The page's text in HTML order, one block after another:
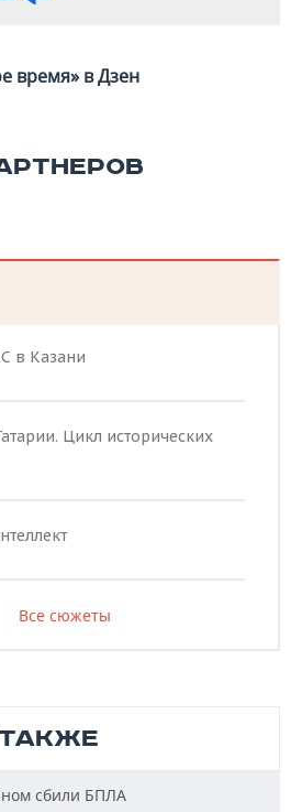
время» в Дзен
в Казани
Цикл исторических
Все сюжеты
сбили БПЛА